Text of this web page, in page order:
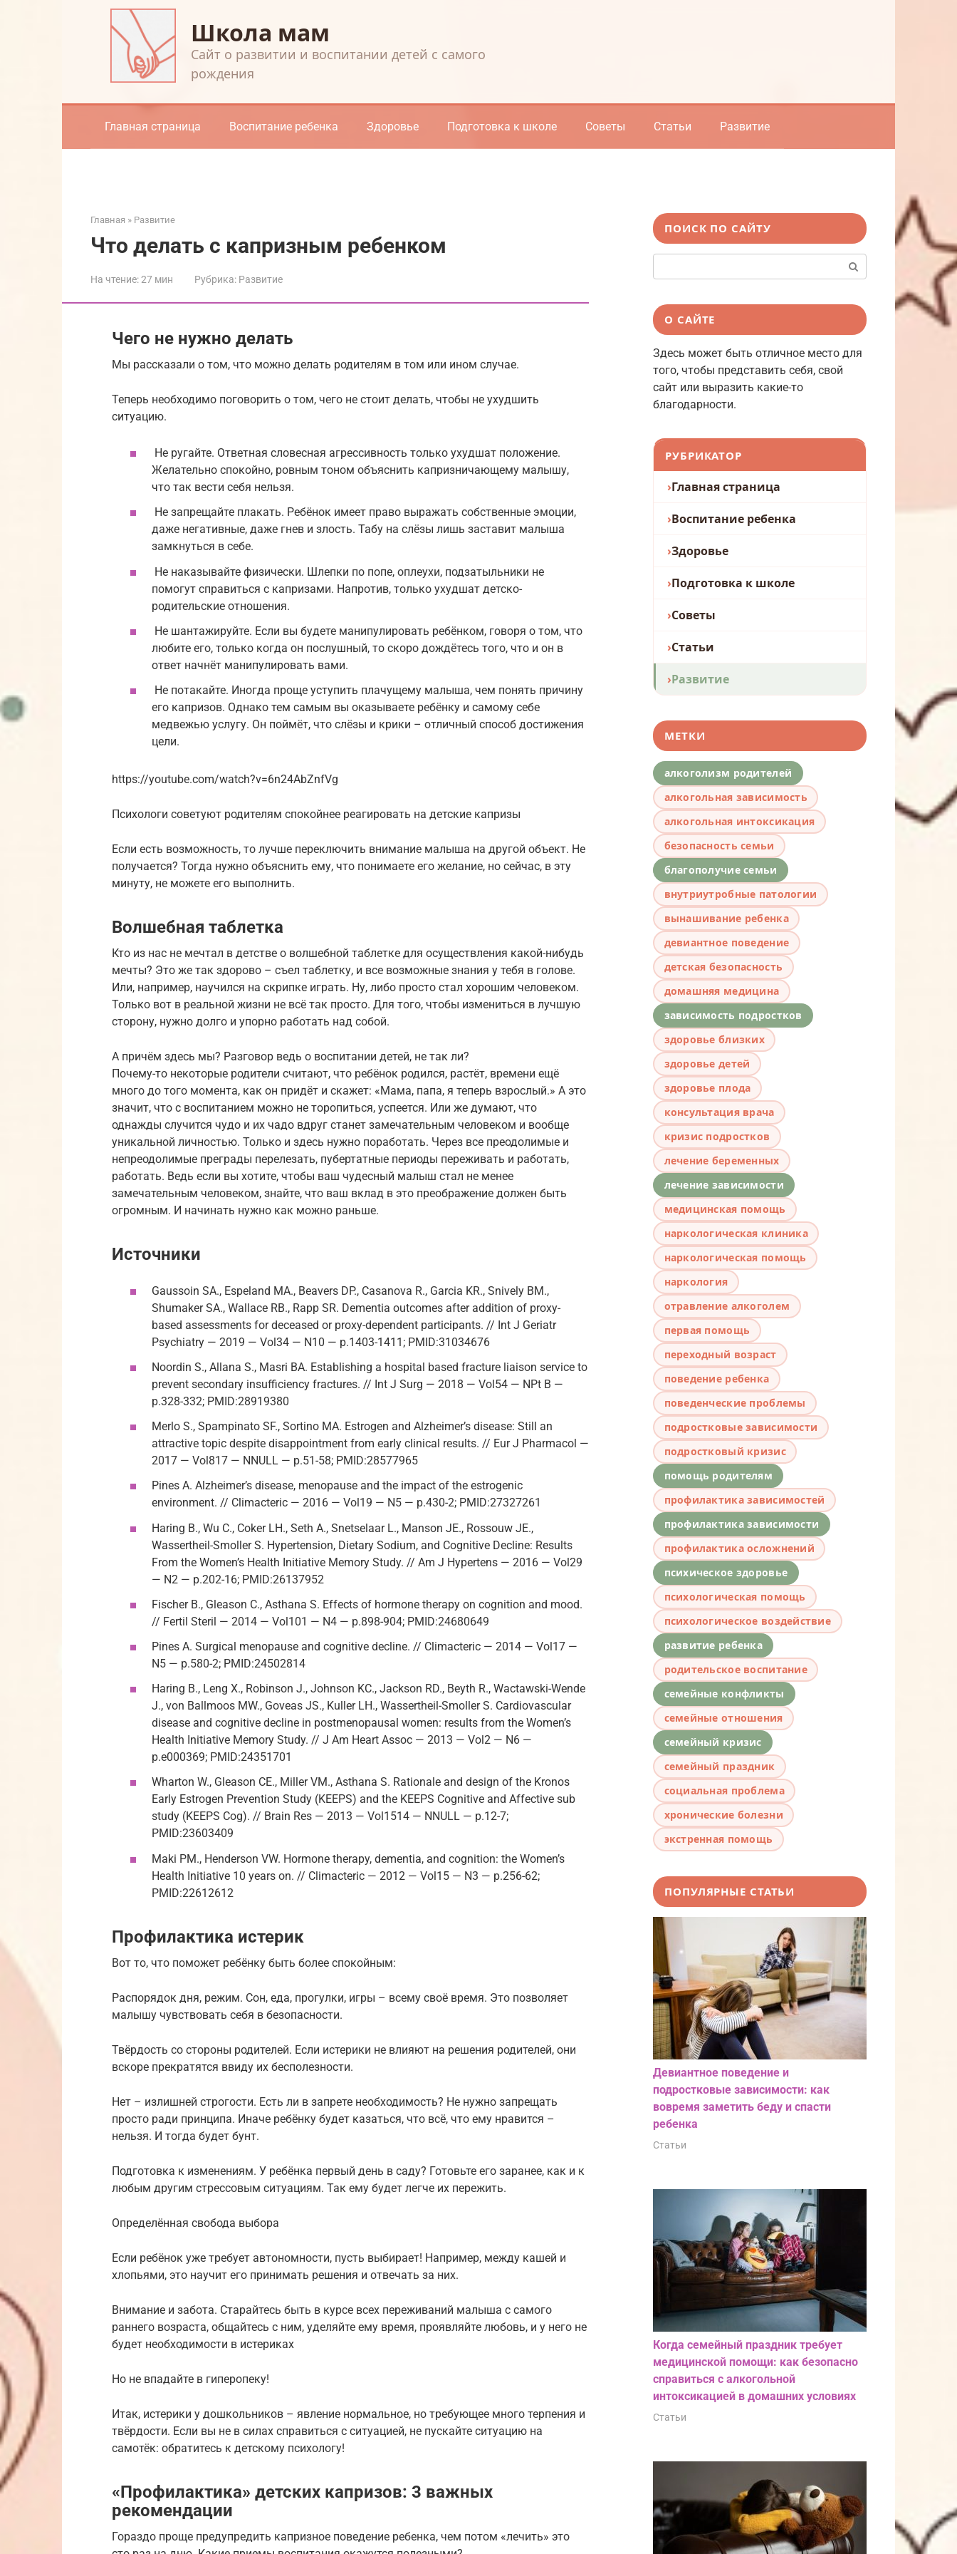
Школа мам
Cайт о развитии и воспитании детей с самого
рождения
Главная страница Воспитание ребенка Здоровье Подготовка к школе Советы Статьи Развитие
Главная » Развитие
Что делать с капризным ребенком
На чтение:27 мин Рубрика: Развитие
Чего не нужно делать
Мы рассказали о том, что можно делать родителям в том или ином случае.
Теперь необходимо поговорить о том, чего не стоит делать, чтобы не ухудшить
ситуацию.
Не ругайте. Ответная словесная агрессивность только ухудшат положение.
Желательно спокойно, ровным тоном объяснить капризничающему малышу,
что так вести себя нельзя.
Не запрещайте плакать. Ребёнок имеет право выражать собственные эмоции,
даже негативные, даже гнев и злость. Табу на слёзы лишь заставит малыша
замкнуться в себе.
Не наказывайте физически. Шлепки по попе, оплеухи, подзатыльники не
помогут справиться с капризами. Напротив, только ухудшат детско-
родительские отношения.
Не шантажируйте. Если вы будете манипулировать ребёнком, говоря о том, что
любите его, только когда он послушный, то скоро дождётесь того, что и он в
ответ начнёт манипулировать вами.
Не потакайте. Иногда проще уступить плачущему малыша, чем понять причину
его капризов. Однако тем самым вы оказываете ребёнку и самому себе
медвежью услугу. Он поймёт, что слёзы и крики – отличный способ достижения
цели.
https://youtube.com/watch?v=6n24AbZnfVg
Психологи советуют родителям спокойнее реагировать на детские капризы
Если есть возможность, то лучше переключить внимание малыша на другой объект. Не
получается? Тогда нужно объяснить ему, что понимаете его желание, но сейчас, в эту
минуту, не можете его выполнить.
Волшебная таблетка
Кто из нас не мечтал в детстве о волшебной таблетке для осуществления какой-нибудь
мечты? Это же так здорово – съел таблетку, и все возможные знания у тебя в голове.
Или, например, научился на скрипке играть. Ну, либо просто стал хорошим человеком.
Только вот в реальной жизни не всё так просто. Для того, чтобы измениться в лучшую
сторону, нужно долго и упорно работать над собой.
А причём здесь мы? Разговор ведь о воспитании детей, не так ли?
Почему-то некоторые родители считают, что ребёнок родился, растёт, времени ещё
много до того момента, как он придёт и скажет: «Мама, папа, я теперь взрослый.» А это
значит, что с воспитанием можно не торопиться, успеется. Или же думают, что
однажды случится чудо и их чадо вдруг станет замечательным человеком и вообще
уникальной личностью. Только и здесь нужно поработать. Через все преодолимые и
непреодолимые преграды перелезать, пубертатные периоды переживать и работать,
работать. Ведь если вы хотите, чтобы ваш чудесный малыш стал не менее
замечательным человеком, знайте, что ваш вклад в это преображение должен быть
огромным. И начинать нужно как можно раньше.
Источники
Gaussoin SA., Espeland MA., Beavers DP., Casanova R., Garcia KR., Snively BM.,
Shumaker SA., Wallace RB., Rapp SR. Dementia outcomes after addition of proxy-
based assessments for deceased or proxy-dependent participants. // Int J Geriatr
Psychiatry — 2019 — Vol34 — N10 — p.1403-1411; PMID:31034676
Noordin S., Allana S., Masri BA. Establishing a hospital based fracture liaison service to
prevent secondary insufficiency fractures. // Int J Surg — 2018 — Vol54 — NPt B —
p.328-332; PMID:28919380
Merlo S., Spampinato SF., Sortino MA. Estrogen and Alzheimer’s disease: Still an
attractive topic despite disappointment from early clinical results. // Eur J Pharmacol —
2017 — Vol817 — NNULL — p.51-58; PMID:28577965
Pines A. Alzheimer’s disease, menopause and the impact of the estrogenic
environment. // Climacteric — 2016 — Vol19 — N5 — p.430-2; PMID:27327261
Haring B., Wu C., Coker LH., Seth A., Snetselaar L., Manson JE., Rossouw JE.,
Wassertheil-Smoller S. Hypertension, Dietary Sodium, and Cognitive Decline: Results
From the Women’s Health Initiative Memory Study. // Am J Hypertens — 2016 — Vol29
— N2 — p.202-16; PMID:26137952
Fischer B., Gleason C., Asthana S. Effects of hormone therapy on cognition and mood.
// Fertil Steril — 2014 — Vol101 — N4 — p.898-904; PMID:24680649
Pines A. Surgical menopause and cognitive decline. // Climacteric — 2014 — Vol17 —
N5 — p.580-2; PMID:24502814
Haring B., Leng X., Robinson J., Johnson KC., Jackson RD., Beyth R., Wactawski-Wende
J., von Ballmoos MW., Goveas JS., Kuller LH., Wassertheil-Smoller S. Cardiovascular
disease and cognitive decline in postmenopausal women: results from the Women’s
Health Initiative Memory Study. // J Am Heart Assoc — 2013 — Vol2 — N6 —
p.e000369; PMID:24351701
Wharton W., Gleason CE., Miller VM., Asthana S. Rationale and design of the Kronos
Early Estrogen Prevention Study (KEEPS) and the KEEPS Cognitive and Affective sub
study (KEEPS Cog). // Brain Res — 2013 — Vol1514 — NNULL — p.12-7;
PMID:23603409
Maki PM., Henderson VW. Hormone therapy, dementia, and cognition: the Women’s
Health Initiative 10 years on. // Climacteric — 2012 — Vol15 — N3 — p.256-62;
PMID:22612612
Профилактика истерик
Вот то, что поможет ребёнку быть более спокойным:
Распорядок дня, режим. Сон, еда, прогулки, игры – всему своё время. Это позволяет
малышу чувствовать себя в безопасности.
Твёрдость со стороны родителей. Если истерики не влияют на решения родителей, они
вскоре прекратятся ввиду их бесполезности.
Нет – излишней строгости. Есть ли в запрете необходимость? Не нужно запрещать
просто ради принципа. Иначе ребёнку будет казаться, что всё, что ему нравится –
нельзя. И тогда будет бунт.
Подготовка к изменениям. У ребёнка первый день в саду? Готовьте его заранее, как и к
любым другим стрессовым ситуациям. Так ему будет легче их пережить.
Определённая свобода выбора
Если ребёнок уже требует автономности, пусть выбирает! Например, между кашей и
хлопьями, это научит его принимать решения и отвечать за них.
Внимание и забота. Старайтесь быть в курсе всех переживаний малыша с самого
раннего возраста, общайтесь с ним, уделяйте ему время, проявляйте любовь, и у него не
будет необходимости в истериках
Но не впадайте в гиперопеку!
Итак, истерики у дошкольников – явление нормальное, но требующее много терпения и
твёрдости. Если вы не в силах справиться с ситуацией, не пускайте ситуацию на
самотёк: обратитесь к детскому психологу!
«Профилактика» детских капризов: 3 важных
рекомендации
Гораздо проще предупредить капризное поведение ребенка, чем потом «лечить» это
ПОИСК ПО САЙТУ
О САЙТЕ
Здесь может быть отличное место для
того, чтобы представить себя, свой
сайт или выразить какие-то
благодарности.
РУБРИКАТОР
Главная страница
Воспитание ребенка
Здоровье
Подготовка к школе
Советы
Статьи
Развитие
МЕТКИ
алкоголизм родителей
алкогольная зависимость
алкогольная интоксикация
безопасность семьи
благополучие семьи
внутриутробные патологии
вынашивание ребенка
девиантное поведение
детская безопасность
домашняя медицина
зависимость подростков
здоровье близких
здоровье детей
здоровье плода
консультация врача
кризис подростков
лечение беременных
лечение зависимости
медицинская помощь
наркологическая клиника
наркологическая помощь
наркология
отравление алкоголем
первая помощь
переходный возраст
поведение ребенка
поведенческие проблемы
подростковые зависимости
подростковый кризис
помощь родителям
профилактика зависимостей
профилактика зависимости
профилактика осложнений
психическое здоровье
психологическая помощь
психологическое воздействие
развитие ребенка
родительское воспитание
семейные конфликты
семейные отношения
семейный кризис
семейный праздник
социальная проблема
хронические болезни
экстренная помощь
ПОПУЛЯРНЫЕ СТАТЬИ
Девиантное поведение и
подростковые зависимости: как
вовремя заметить беду и спасти
ребенка
Статьи
Когда семейный праздник требует
медицинской помощи: как безопасно
справиться с алкогольной
интоксикацией в домашних условиях
Статьи